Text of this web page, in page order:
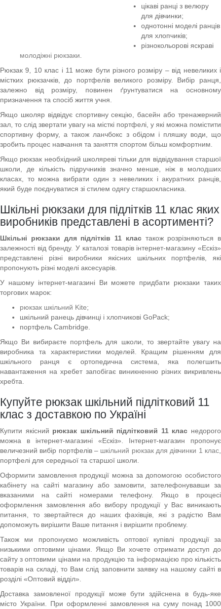
цікаві ранці з велюру
для дівчинки;
однотонні моделі ранців
для хлопчиків;
різнокольорові яскраві
молодіжні рюкзаки.
Рюкзак 9, 10 клас і 11 може бути різного розміру – від невеликих і
містких рюкзачків, до портфелів великого розміру. Вибір ранця,
залежно від розміру, повинен ґрунтуватися на основному
призначення та спосіб життя учня.
Якщо школяр відвідує спортивну секцію, басейн або тренажерний
зал, то слід звертати увагу на місткі портфелі, у які можна помістити
спортивну форму, а також ланчбокс з обідом і пляшку води, що
зробить процес навчання та заняття спортом більш комфортним.
Якщо рюкзак необхідний школяреві тільки для відвідування старшої
школи, де кількість підручників значно менше, ніж в молодших
класах, то можна вибрати один з невеликих і акуратних ранців,
який буде поєднуватися зі стилем одягу старшокласника.
Шкільні рюкзаки для підлітків 11 клас яких
виробників представлені в асортименті?
Шкільні рюкзаки для підлітків 11 кластакож розрізняються в
залежності від бренду. У каталозі товарів інтернет-магазину «Ескіз»
представлені різні виробники якісних шкільних портфелів, які
пропонують різні моделі аксесуарів.
У нашому інтернет-магазині Ви можете придбати рюкзаки таких
торгових марок:
рюкзак шкільний Kite;
шкільний ранець дівчинці і хлопчикові GoPack;
портфель Cambridge.
Якщо Ви вибираєте портфель для школи, то звертайте увагу на
виробника та характеристики моделей. Кращим рішенням для
шкільного ранця є ортопедична система, яка полегшить
навантаження на хребет запобігає виникненню різних викривлень
хребта.
Купуйте рюкзак шкільний підлітковий 11
клас з доставкою по Україні
Купити якісний рюкзак шкільний підлітковий 11 клас недорого
можна в інтернет-магазині «Ескіз». Інтернет-магазин пропонує
величезний вибір портфелів – шкільний рюкзак для дівчинки 1 клас,
портфелі для середньої та старшої школи.
Оформити замовлення продукції можна за допомогою особистого
кабінету на сайті магазину або замовити, зателефонувавши за
вказаними на сайті номерами телефону. Якщо в процесі
оформлення замовлення або вибору продукції у Вас виникають
питання, то звертайтеся до наших фахівців, які з радістю Вам
допоможуть вирішити Ваше питання і вирішити проблему.
Також ми пропонуємо можливість оптової купівлі продукції за
низькими оптовими цінами. Якщо Ви хочете отримати доступ до
сайту з оптовими цінами на продукцію та інформацією про кількість
товарів на складі, то Вам слід заповнити заявку на нашому сайті в
розділі «Оптовий відділ».
Доставка замовленої продукції може бути здійснена в будь-яке
місто України. При оформленні замовлення на суму понад 1000